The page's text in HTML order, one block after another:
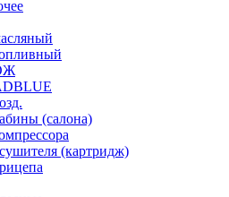
(салона)
(картридж)